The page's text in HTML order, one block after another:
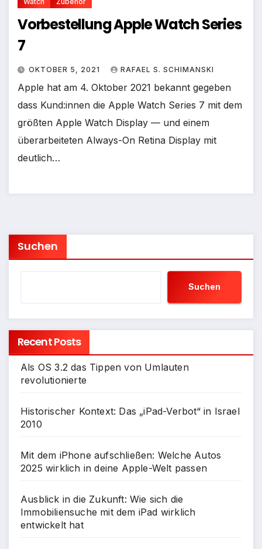
Vorbestellung Apple Watch Series
7
OKTOBER 5, 2021 RAFAEL S. SCHIMANSKI
Apple hat am 4. Oktober 2021 bekannt gegeben
dass Kund:innen die Apple Watch Series 7 mit dem
größten Apple Watch Display — und einem
überarbeiteten Always-On Retina Display mit
deutlich…
Suchen
Suchen
Recent Posts
Als OS 3.2 das Tippen von Umlauten
revolutionierte
Historischer Kontext: Das „iPad-Verbot“ in Israel
2010
Mit dem iPhone aufschließen: Welche Autos
2025 wirklich in deine Apple-Welt passen
Ausblick in die Zukunft: Wie sich die
Immobiliensuche mit dem iPad wirklich
entwickelt hat